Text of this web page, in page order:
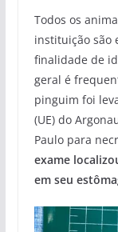
Todos os
instituição são
finalidade de
geral é
pinguim foi
(UE) do
Paulo para
exame
em seu